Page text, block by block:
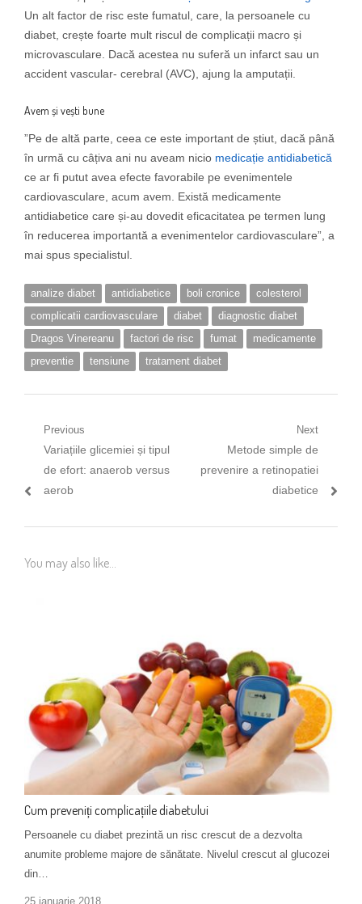
Un alt factor de risc este fumatul, care, la persoanele cu
diabet, crește foarte mult riscul de complicații macro și
microvasculare. Dacă acestea nu suferă un infarct sau un
accident vascular- cerebral (AVC), ajung la amputații.
Avem și vești bune
”Pe de altă parte, ceea ce este important de știut, dacă până
în urmă cu câțiva ani nu aveam nicio medicație antidiabetică
ce ar fi putut avea efecte favorabile pe evenimentele
cardiovasculare, acum avem. Există medicamente
antidiabetice care și-au dovedit eficacitatea pe termen lung
în reducerea importantă a evenimentelor cardiovasculare”, a
mai spus specialistul.
analize diabet antidiabetice boli cronice
colesterol
complicatii cardiovasculare
diabet
diagnostic diabet
Dragos Vinereanu
factori de risc fumat
medicamente
preventie
tensiune tratament diabet
Navigare
articole
Previous
Previous
post:
Variațiile glicemiei și tipul
de efort: anaerob versus
aerob
Next
Next
post:
Metode simple de
prevenire a retinopatiei
diabetice
You may also like...
Cum preveniți complicațiile diabetului
Persoanele cu diabet prezintă un risc crescut de a dezvolta
anumite probleme majore de sănătate. Nivelul crescut al glucozei
din…
25 ianuarie 2018